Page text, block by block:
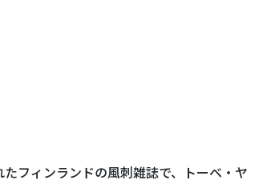
フィンランドの風刺雑誌で、トーベ・ヤ